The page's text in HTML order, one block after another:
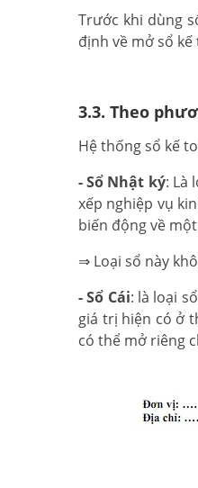
Trước khi dùng
định về mở sổ
3.3. Theo
Hệ thống sổ kế
- Sổ Nhật ký: Là
xếp nghiệp vụ
biến động về
⇒ Loại sổ này
- Sổ Cái: là loại
giá trị hiện có ở
có thể mở riêng